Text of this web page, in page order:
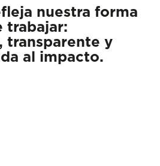
nuestra forma
trabajar:
transparente y
al impacto.